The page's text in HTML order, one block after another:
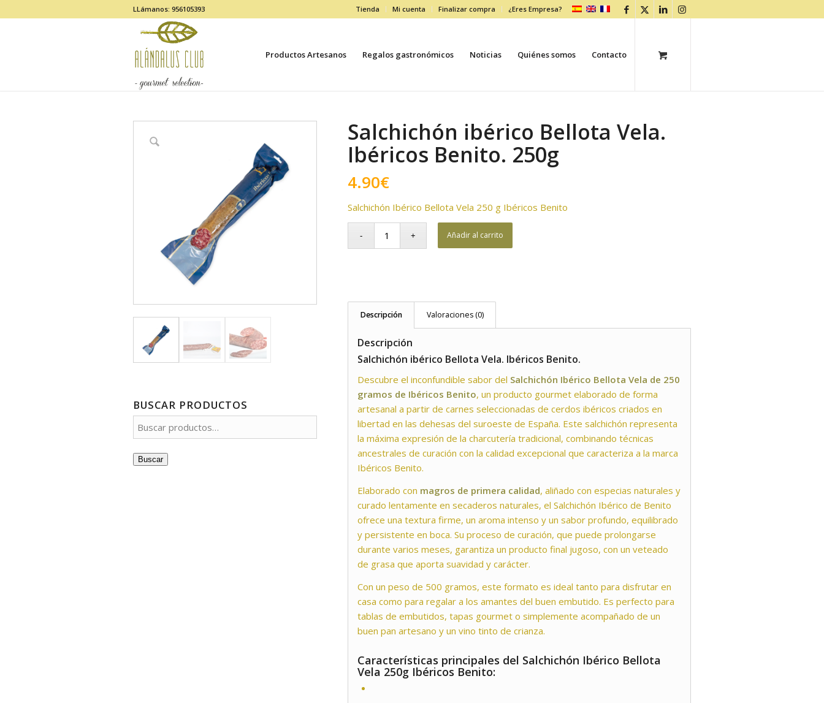
Tienda Mi cuenta Finalizar compra ¿Eres Empresa?
LLámanos: 956105393
Productos Artesanos Regalos gastronómicos Noticias Quiénes somos Contacto
BUSCAR PRODUCTOS
Buscar
Salchichón ibérico Bellota Vela.
Ibéricos Benito. 250g
4.90€
Salchichón Ibérico Bellota Vela 250 g Ibéricos Benito
Añadir al carrito
Descripción Valoraciones (0)
Descripción
Salchichón ibérico Bellota Vela. Ibéricos Benito.
Descubre el inconfundible sabor del Salchichón Ibérico Bellota Vela de 250
gramos de Ibéricos Benito, un producto gourmet elaborado de forma
artesanal a partir de carnes seleccionadas de cerdos ibéricos criados en
libertad en las dehesas del suroeste de España. Este salchichón representa
la máxima expresión de la charcutería tradicional, combinando técnicas
ancestrales de curación con la calidad excepcional que caracteriza a la marca
Ibéricos Benito.
Elaborado con magros de primera calidad, aliñado con especias naturales y
curado lentamente en secaderos naturales, el Salchichón Ibérico de Benito
ofrece una textura firme, un aroma intenso y un sabor profundo, equilibrado
y persistente en boca. Su proceso de curación, que puede prolongarse
durante varios meses, garantiza un producto final jugoso, con un veteado
de grasa que aporta suavidad y carácter.
Con un peso de 500 gramos, este formato es ideal tanto para disfrutar en
casa como para regalar a los amantes del buen embutido. Es perfecto para
tablas de embutidos, tapas gourmet o simplemente acompañado de un
buen pan artesano y un vino tinto de crianza.
Características principales del Salchichón Ibérico Bellota
Vela 250g Ibéricos Benito: